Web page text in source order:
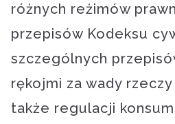
różnych reżimów
przepisów Kodeksu
szczególnych
rękojmi za wady
także regulacji